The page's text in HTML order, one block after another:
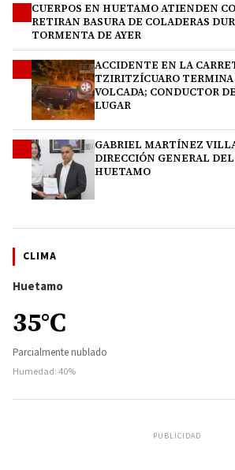
CUERPOS EN HUETAMO ATIENDEN
RETIRAN BASURA DE COLADERAS
TORMENTA DE AYER
ACCIDENTE EN LA
TZIRITZÍCUARO
VOLCADA; CONDUCTOR
LUGAR
GABRIEL MARTÍNEZ
DIRECCIÓN GENERAL
HUETAMO
CLIMA
Huetamo
35°C
Parcialmente nublado
Humedad: 40%
PUBLICIDAD